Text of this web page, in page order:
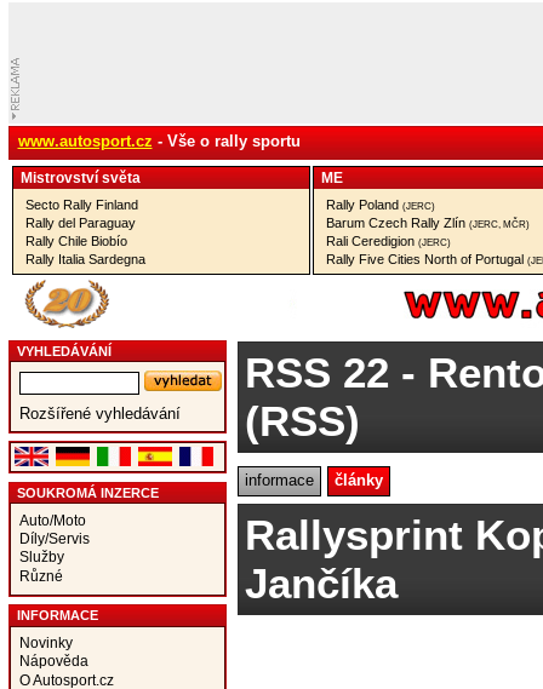
www.autosport.cz - Vše o rally sportu
Mistrovství­ světa
Secto Rally Finland
Rally del Paraguay
Rally Chile Biobío
Rally Italia Sardegna
ME
Rally Poland (JERC)
Barum Czech Rally Zlín (JERC, MČR)
Rali Ceredigion (JERC)
Rally Five Cities North of Portugal
VYHLEDÁVÁNÍ
Rozšířené vyhledávání
SOUKROMÁ INZERCE
Auto/Moto
Díly/Servis
Služby
Různé
INFORMACE
Novinky
Nápověda
O Autosport.cz
RSS 22 -
(RSS)
informace články
Rallysprint
Jančíka